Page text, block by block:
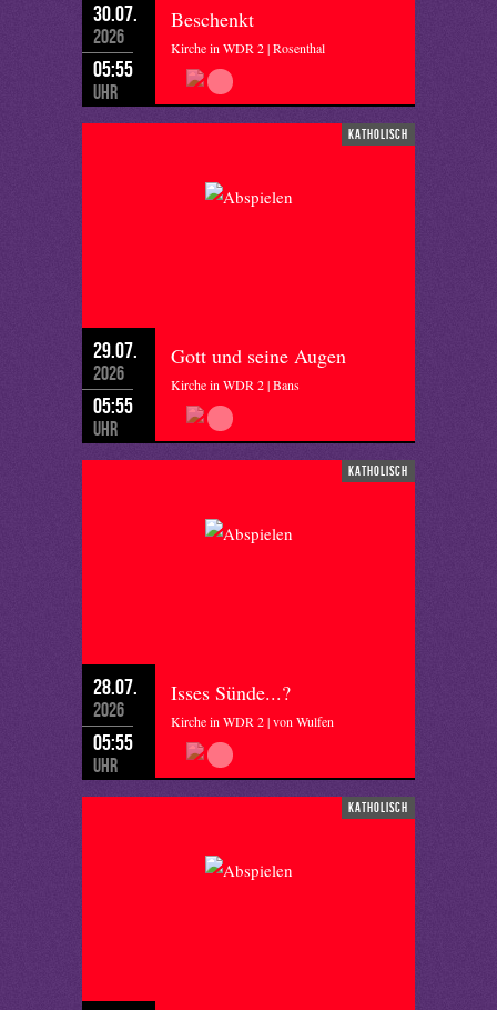
30.07.
2026
05:55
Uhr
Beschenkt
Kirche in WDR 2 | Rosenthal
katholisch
29.07.
2026
05:55
Uhr
Gott und seine Augen
Kirche in WDR 2 | Bans
katholisch
28.07.
2026
05:55
Uhr
Isses Sünde...?
Kirche in WDR 2 | von Wulfen
katholisch